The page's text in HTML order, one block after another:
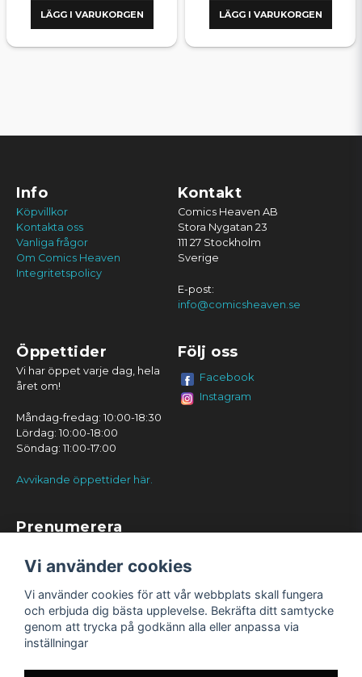
LÄGG I VARUKORGEN LÄGG I VARUKORGEN
Info
Köpvillkor
Kontakta oss
Vanliga frågor
Om Comics Heaven
Integritetspolicy
Kontakt
Comics Heaven AB
Stora Nygatan 23
111 27 Stockholm
Sverige
E-post:
info@comicsheaven.se
Öppettider
Vi har öppet varje dag, hela
året om!
Måndag-fredag: 10:00-18:30
Lördag: 10:00-18:00
Söndag: 11:00-17:00
Avvikande öppettider här.
Följ oss
Facebook
Instagram
Prenumerera
Vi använder cookies
Vi använder cookies för att vår webbplats skall fungera
och erbjuda dig bästa upplevelse. Bekräfta ditt samtycke
genom att trycka på godkänn alla eller anpassa via
inställningar